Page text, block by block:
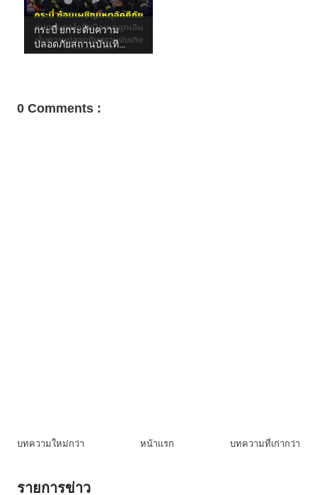
กระบี่ ยกระดับความ
ปลอดภัยสถานบันเทิ...
0 Comments :
บทความใหม่กว่า บทความที่เก่ากว่า
หน้าแรก
รายการข่าว